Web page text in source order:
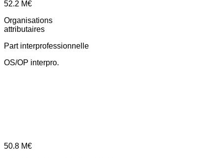
52.2 M€
Organisations
attributaires
Part interprofessionnelle
OS/OP interpro.
50.8 M€